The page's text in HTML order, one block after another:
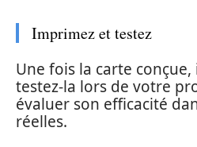
Imprimez et testez
Une fois la carte
testez-la lors de votre
évaluer son efficacité
réelles.